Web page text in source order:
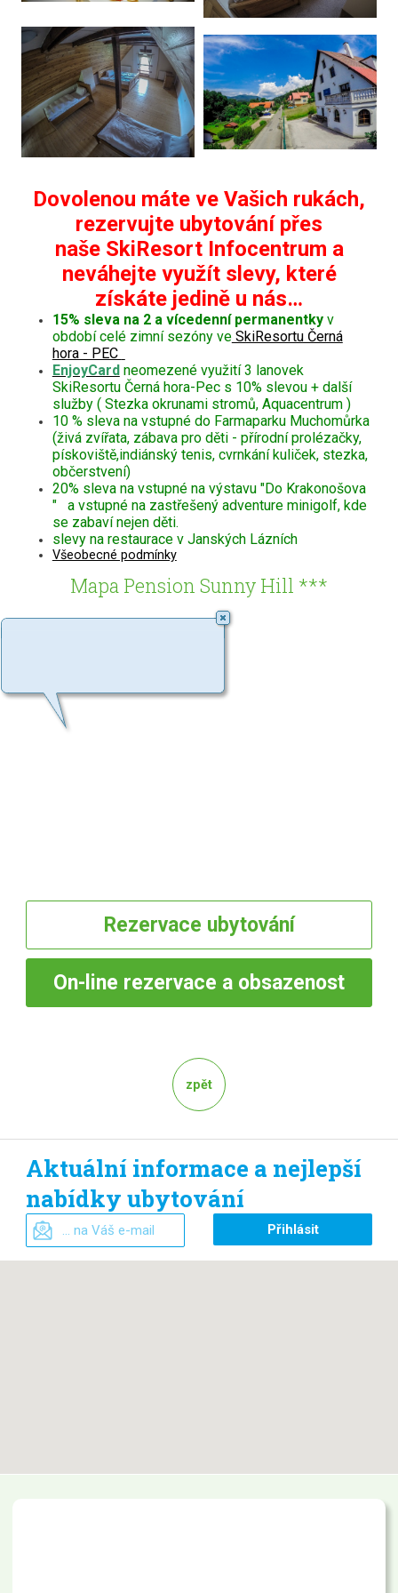
Dovolenou máte ve Vašich rukách,
rezervujte ubytování přes
naše SkiResort Infocentrum a
neváhejte využít slevy, které
získáte jedině u nás…
15% sleva na 2 a vícedenní permanentkyv
období celé zimní sezóny veSkiResortu Černá
hora - PEC
EnjoyCard neomezené využití 3 lanovek
SkiResortu Černá hora-Pec s 10% slevou + další
služby ( Stezka okrunami stromů, Aquacentrum )
10 % sleva na vstupné do Farmaparku Muchomůrka
(živá zvířata, zábava pro děti - přírodní prolézačky,
pískoviště,indiánský tenis, cvrnkání kuliček, stezka,
občerstvení)
20% sleva na vstupné na výstavu "Do Krakonošova
" a vstupné na zastřešený adventure minigolf, kde
se zabaví nejen děti.
slevy na restaurace v Janských Lázních
Všeobecné podmínky
Mapa Pension Sunny Hill ***
Rezervace ubytování
On-line rezervace a obsazenost
zpět
Aktuální informace a nejlepší
nabídky ubytování